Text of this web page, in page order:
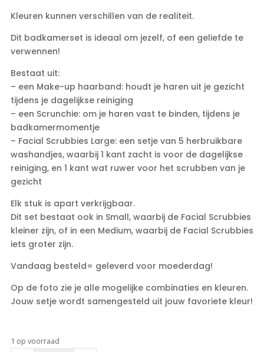
Kleuren kunnen verschillen van de realiteit.
Dit badkamerset is ideaal om jezelf, of een geliefde te
verwennen!
Bestaat uit:
– een Make-up haarband: houdt je haren uit je gezicht
tijdens je dagelijkse reiniging
– een Scrunchie: om je haren vast te binden, tijdens je
badkamermomentje
– Facial Scrubbies Large: een setje van 5 herbruikbare
washandjes, waarbij 1 kant zacht is voor de dagelijkse
reiniging, en 1 kant wat ruwer voor het scrubben van je
gezicht
Elk stuk is apart verkrijgbaar.
Dit set bestaat ook in Small, waarbij de Facial Scrubbies
kleiner zijn, of in een Medium, waarbij de Facial Scrubbies
iets groter zijn.
Vandaag besteld= geleverd voor moederdag!
Op de foto zie je alle mogelijke combinaties en kleuren.
Jouw setje wordt samengesteld uit jouw favoriete kleur!
1 op voorraad